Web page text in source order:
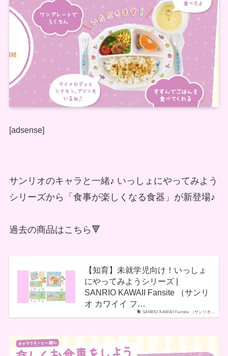
[adsense]
サンリオのキャラと一緒♪ いっしょにやってみよう
シリーズから「食事が楽しくなる食器」が新登場♪
過去の商品はこちら🔻
SANRIO KAWAII Fansite （サンリオ…
【知育】未就学児向け！いっしょ
にやってみようシリーズ |
SANRIO KAWAII Fansite （サンリ
オ カワイイ フ…